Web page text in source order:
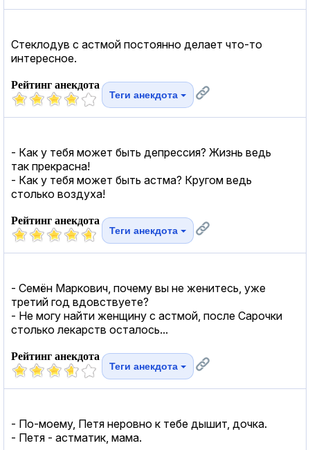
Стеклодув с астмой постоянно делает что-то
интересное.
Рейтинг анекдота
Теги анекдота
- Как у тебя может быть депрессия? Жизнь ведь
так прекрасна!
- Как у тебя может быть астма? Кругом ведь
столько воздуха!
Рейтинг анекдота
Теги анекдота
- Семён Маркович, почему вы не женитесь, уже
третий год вдовствуете?
- Не могу найти женщину с астмой, после Сарочки
столько лекарств осталось...
Рейтинг анекдота
Теги анекдота
- По-моему, Петя неровно к тебе дышит, дочка.
- Петя - астматик, мама.